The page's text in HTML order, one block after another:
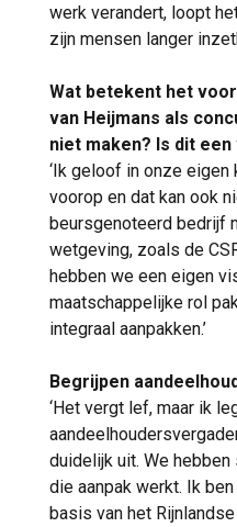
werk verandert, loopt
zijn mensen langer
Wat betekent het
van Heijmans als
niet maken? Is dit
‘Ik geloof in onze
voorop en dat kan ook
beursgenoteerd bedrijf
wetgeving, zoals de
hebben we een eigen
maatschappelijke rol
integraal aanpakken.’
Begrijpen
‘Het vergt lef, maar ik
duidelijk uit. We
die aanpak werkt. Ik
basis van het